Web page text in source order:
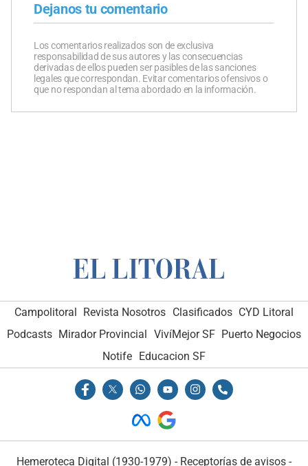
Dejanos tu comentario
Los comentarios realizados son de exclusiva
responsabilidad de sus autores y las consecuencias
derivadas de ellos pueden ser pasibles de las sanciones
legales que correspondan. Evitar comentarios ofensivos o
que no respondan al tema abordado en la información.
Campolitoral Revista Nosotros Clasificados CYD Litoral
Podcasts Mirador Provincial VivíMejor SF Puerto Negocios
Notife Educacion SF
Hemeroteca Digital (1930-1979) - Receptorías de avisos -